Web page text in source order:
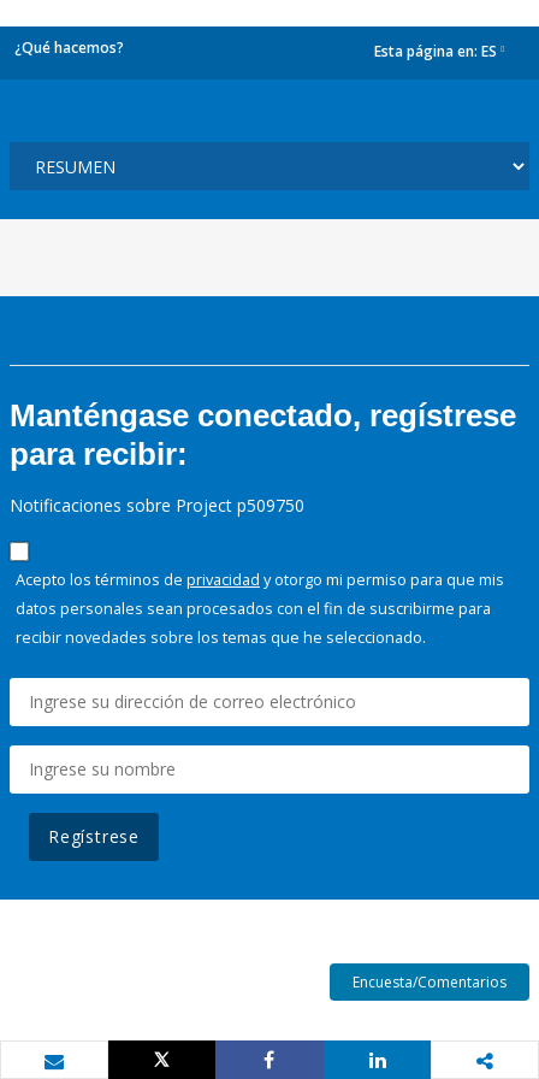
¿Qué hacemos? Esta página en: ES
Manténgase conectado, regístrese
para recibir:
Notificaciones sobre Project p509750
Acepto los términos de privacidad y otorgo mi permiso para que mis
datos personales sean procesados con el fin de suscribirme para
recibir novedades sobre los temas que he seleccionado.
Regístrese
Encuesta/Comentarios